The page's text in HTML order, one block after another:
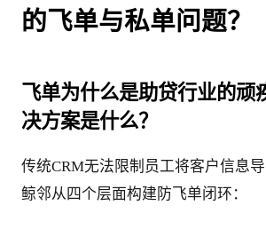
的飞单与私单问题？
飞单为什么是助贷行业的顽
决方案是什么？
传统CRM无法限制员工将客户信息导
鲸邻从四个层面构建防飞单闭环：